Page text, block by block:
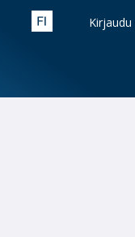
Kirjaudu